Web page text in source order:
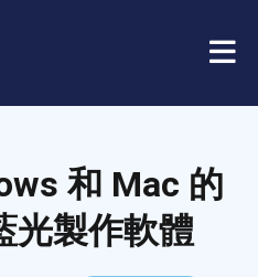
和 Mac 的
光製作軟體